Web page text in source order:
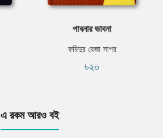
পাবনার ভাবনা
ফরিদুর রেজা সাগর
৳২০
এ রকম আরও বই